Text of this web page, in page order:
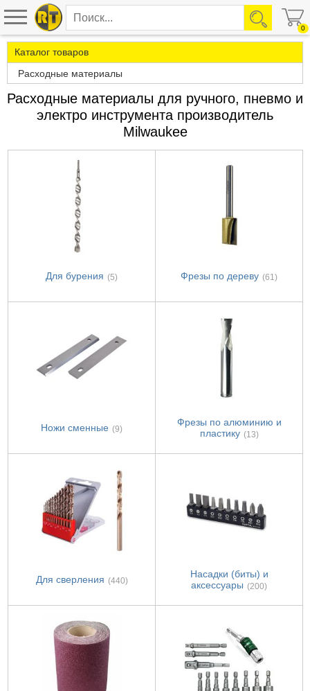
0
Каталог товаров
Расходные материалы
Расходные материалы для ручного, пневмо и
электро инструмента производитель
Milwaukee
Для бурения (5) Фрезы по дереву (61)
Ножи сменные (9)
Фрезы по алюминию и
пластику (13)
Для сверления (440)
Насадки (биты) и
аксессуары (200)